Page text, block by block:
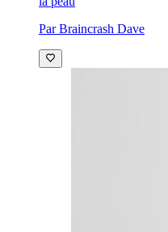
Par Braincrash Dave